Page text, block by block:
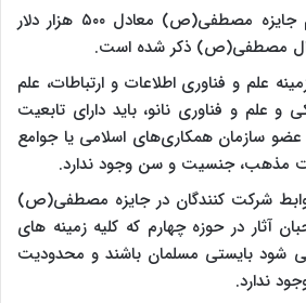
جوایز برگزیدگان دور دوم جایزه مصطفی(ص) معادل ۵۰۰ هزار دلار
مصطفی(ص) ذکر شده است.
علم و فناوری اطلاعات و ارتباطات، علم
علم و فناوری نانو، باید دارای تابعیت
سازمان همکاری‌های اسلامی یا جوامع
مذهب، جنسیت و سن وجود ندارد.
شرکت کنندگان در جایزه مصطفی(ص)
آثار در حوزه چهارم که کلیه زمینه های
شود بایستی مسلمان باشند و محدودیت
ندارد.